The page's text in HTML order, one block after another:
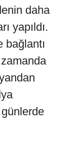
daha
yapıldı.